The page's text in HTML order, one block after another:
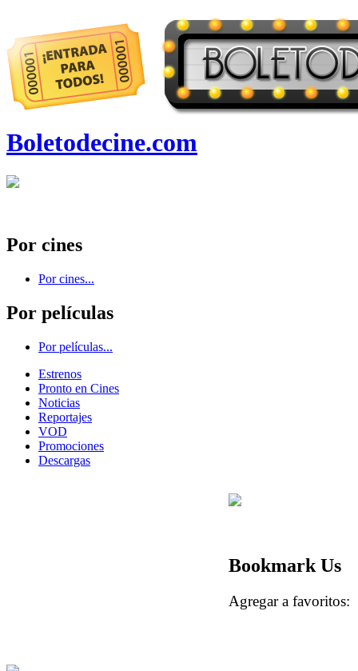
Boletodecine.com
Por cines
Por cines...
Por películas
Por películas...
Estrenos
Pronto en Cines
Noticias
Reportajes
VOD
Promociones
Descargas
Bookmark Us
Agregar a